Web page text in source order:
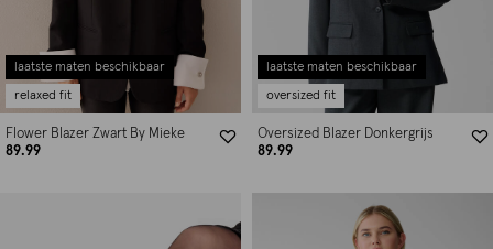
laatste maten beschikbaar
relaxed fit
Flower Blazer Zwart By Mieke
89.99
laatste maten beschikbaar
oversized fit
Oversized Blazer Donkergrijs
89.99